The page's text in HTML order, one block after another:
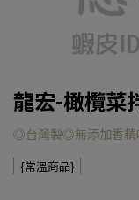
龍宏-橄欖菜
◎台灣製◎無添加香精
{常溫商品}